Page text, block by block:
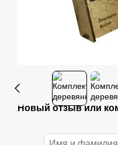
Новый отзыв или